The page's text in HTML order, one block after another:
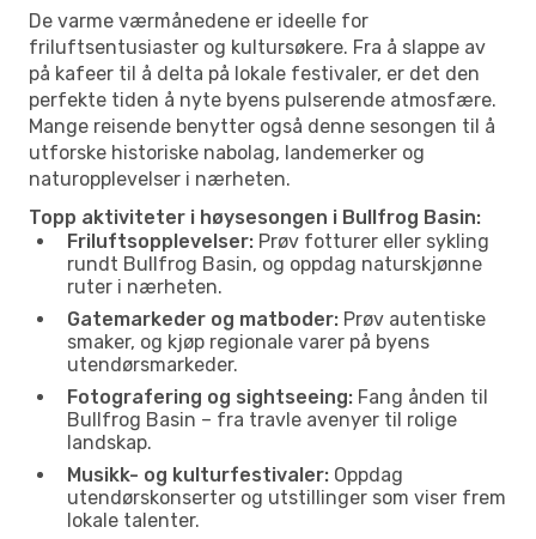
De varme værmånedene er ideelle for
friluftsentusiaster og kultursøkere. Fra å slappe av
på kafeer til å delta på lokale festivaler, er det den
perfekte tiden å nyte byens pulserende atmosfære.
Mange reisende benytter også denne sesongen til å
utforske historiske nabolag, landemerker og
naturopplevelser i nærheten.
Topp aktiviteter i høysesongen i Bullfrog Basin:
Friluftsopplevelser: Prøv fotturer eller sykling
rundt Bullfrog Basin, og oppdag naturskjønne
ruter i nærheten.
Gatemarkeder og matboder: Prøv autentiske
smaker, og kjøp regionale varer på byens
utendørsmarkeder.
Fotografering og sightseeing: Fang ånden til
Bullfrog Basin – fra travle avenyer til rolige
landskap.
Musikk- og kulturfestivaler: Oppdag
utendørskonserter og utstillinger som viser frem
lokale talenter.